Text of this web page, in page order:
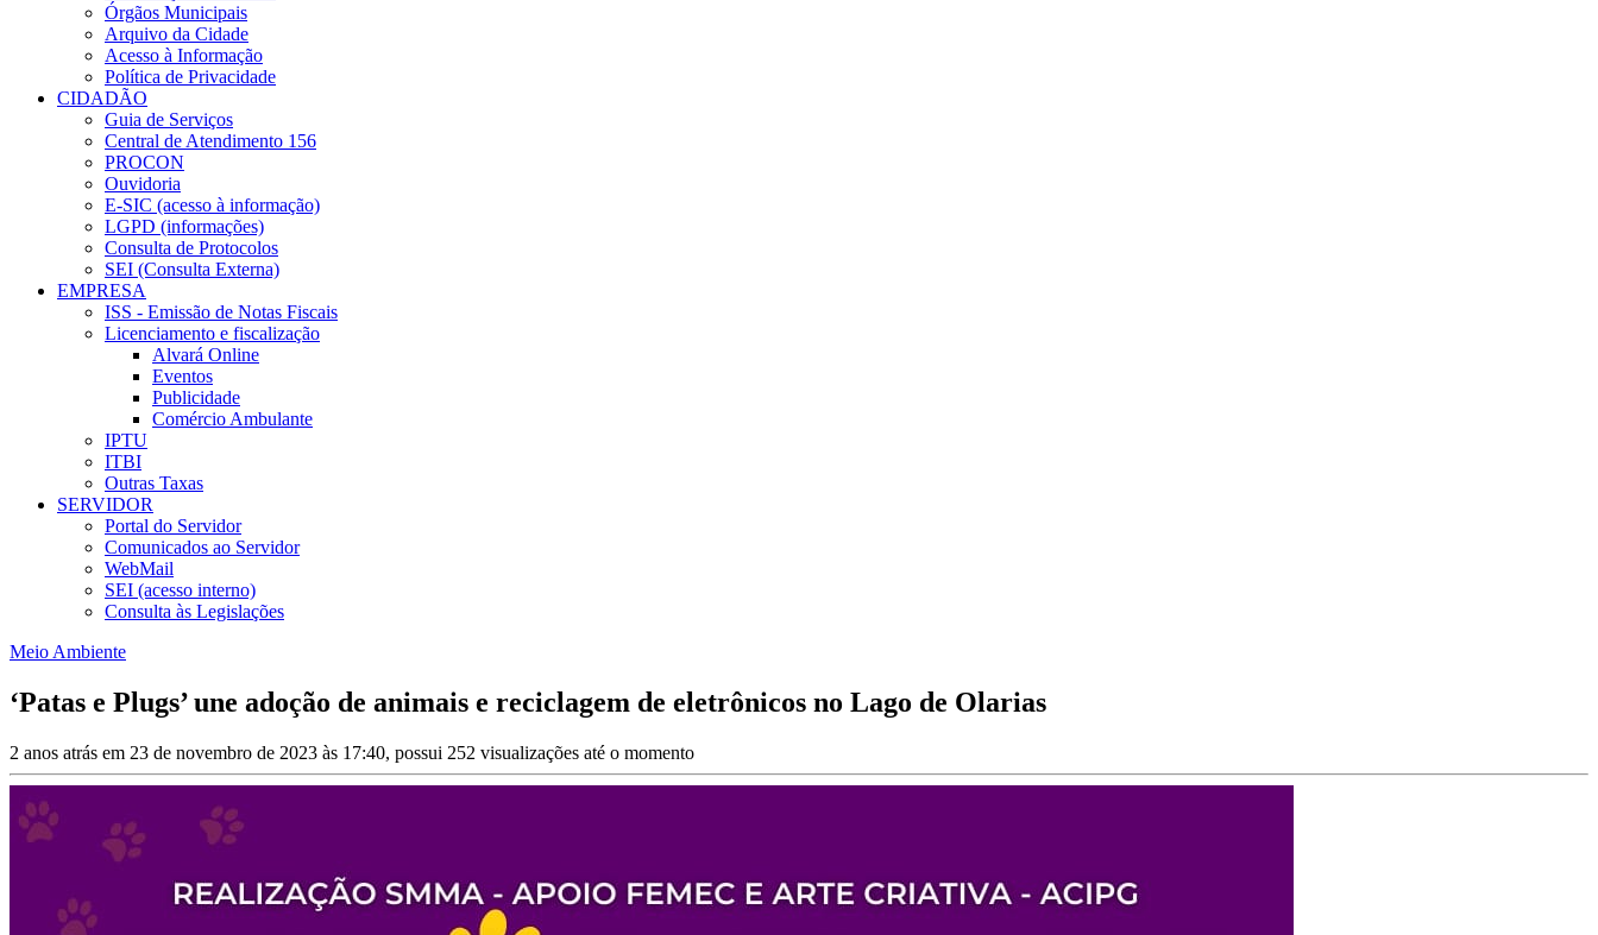
Órgãos Municipais
Arquivo da Cidade
Acesso à Informação
Política de Privacidade
CIDADÃO
Guia de Serviços
Central de Atendimento 156
PROCON
Ouvidoria
E-SIC (acesso à informação)
LGPD (informações)
Consulta de Protocolos
SEI (Consulta Externa)
EMPRESA
ISS - Emissão de Notas Fiscais
Licenciamento e fiscalização
Alvará Online
Eventos
Publicidade
Comércio Ambulante
IPTU
ITBI
Outras Taxas
SERVIDOR
Portal do Servidor
Comunicados ao Servidor
WebMail
SEI (acesso interno)
Consulta às Legislações
Meio Ambiente
‘Patas e Plugs’ une adoção de animais e reciclagem de eletrônicos no Lago de Olarias
2 anos atrás em 23 de novembro de 2023 às 17:40, possui 252 visualizações até o momento